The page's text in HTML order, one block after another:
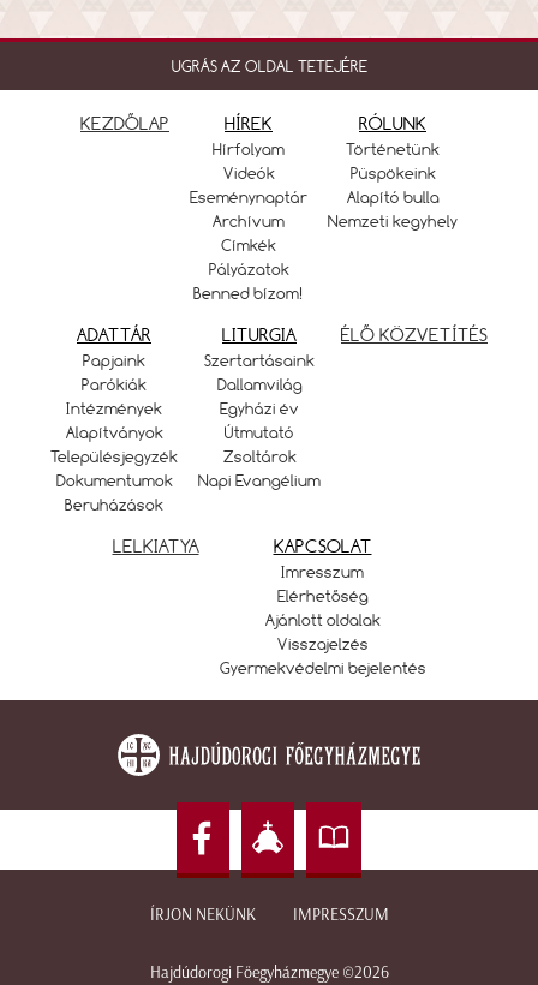
UGRÁS AZ OLDAL TETEJÉRE
KEZDŐLAP HÍREK
Hírfolyam
Videók
Eseménynaptár
Archívum
Címkék
Pályázatok
Benned bízom!
RÓLUNK
Történetünk
Püspökeink
Alapító bulla
Nemzeti kegyhely
ADATTÁR
Papjaink
Parókiák
Intézmények
Alapítványok
Településjegyzék
Dokumentumok
Beruházások
LITURGIA
Szertartásaink
Dallamvilág
Egyházi év
Útmutató
Zsoltárok
Napi Evangélium
ÉLŐ KÖZVETÍTÉS
LELKIATYA KAPCSOLAT
Imresszum
Elérhetőség
Ajánlott oldalak
Visszajelzés
Gyermekvédelmi bejelentés
ÍRJON NEKÜNK IMPRESSZUM
Hajdúdorogi Főegyházmegye ©2026